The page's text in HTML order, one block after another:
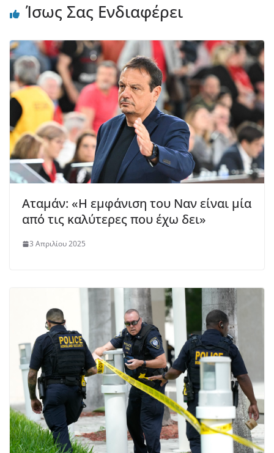
Ίσως Σας Ενδιαφέρει
Aταμάν: «Η εμφάνιση του Ναν είναι μία
από τις καλύτερες που έχω δει»
3 Απριλίου 2025